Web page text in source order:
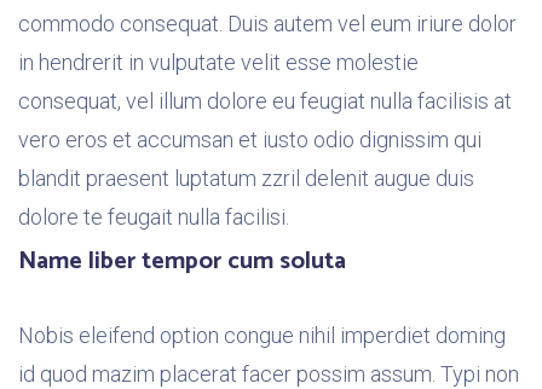
commodo consequat. Duis autem vel eum iriure dolor
in hendrerit in vulputate velit esse molestie
consequat, vel illum dolore eu feugiat nulla facilisis at
vero eros et accumsan et iusto odio dignissim qui
blandit praesent luptatum zzril delenit augue duis
dolore te feugait nulla facilisi.
Name liber tempor cum soluta
Nobis eleifend option congue nihil imperdiet doming
id quod mazim placerat facer possim assum. Typi non